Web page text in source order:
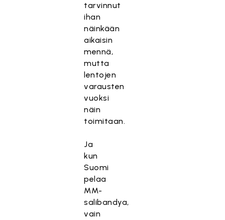
tarvinnut
ihan
näinkään
aikaisin
mennä,
mutta
lentojen
varausten
vuoksi
näin
toimitaan.
Ja
kun
Suomi
pelaa
MM-
salibandya,
vain